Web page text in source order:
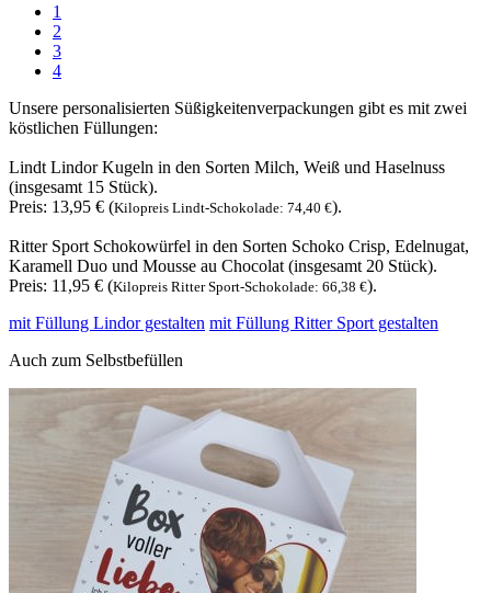
1
2
3
4
Unsere personalisierten Süßigkeitenverpackungen gibt es mit zwei
köstlichen Füllungen:
Lindt Lindor Kugeln in den Sorten Milch, Weiß und Haselnuss
(insgesamt 15 Stück).
Preis: 13,95 € (Kilopreis Lindt-Schokolade: 74,40 €).
Ritter Sport Schokowürfel in den Sorten Schoko Crisp, Edelnugat,
Karamell Duo und Mousse au Chocolat (insgesamt 20 Stück).
Preis: 11,95 € (Kilopreis Ritter Sport-Schokolade: 66,38 €).
mit Füllung Lindor gestalten mit Füllung Ritter Sport gestalten
Auch zum Selbstbefüllen